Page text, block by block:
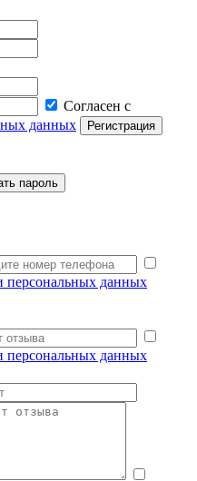
Согласен с
данных
персональных данных
персональных данных